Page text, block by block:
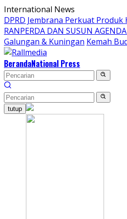
Langsung
ke
konten
International News
DPRD Jembrana Perkuat
RANPERDA DAN SUSUN
Galungan & Kuningan Kemah
BerandaNational Press
tutup